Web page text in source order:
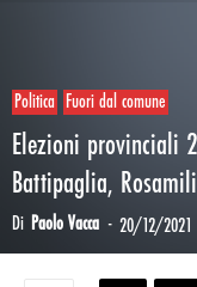
Politica Fuori dal comune
Elezioni provinciali
Battipaglia,
Di Paolo Vacca - 20/12/2021